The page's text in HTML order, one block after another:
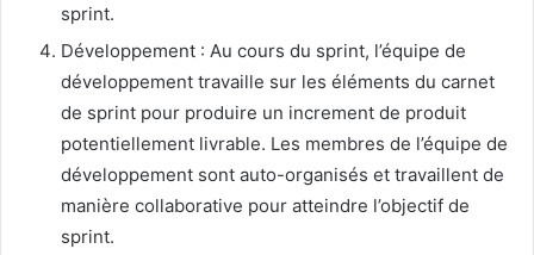
sprint.
Développement : Au cours du sprint, l’équipe de
développement travaille sur les éléments du carnet
de sprint pour produire un increment de produit
potentiellement livrable. Les membres de l’équipe de
développement sont auto-organisés et travaillent de
manière collaborative pour atteindre l’objectif de
sprint.